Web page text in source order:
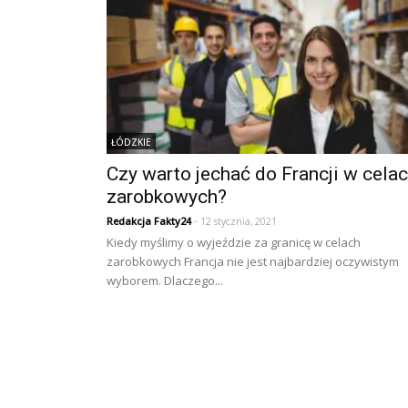
ŁÓDZKIE
Czy warto jechać do Francji w
zarobkowych?
Redakcja Fakty24- 12 stycznia, 2021
Kiedy myślimy o wyjeździe za granicę w celach
zarobkowych Francja nie jest najbardziej oczywistym
wyborem. Dlaczego...